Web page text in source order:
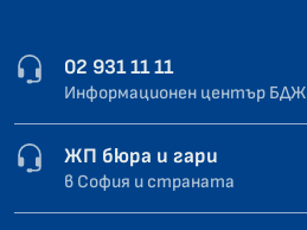
02 931 11 11
Информационен център БДЖ
ЖП бюра и гари
в София и страната